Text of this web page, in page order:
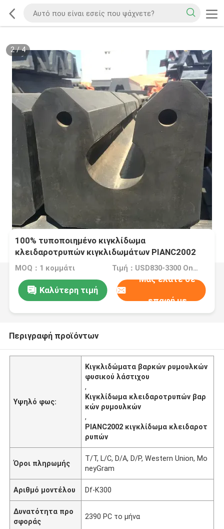
2/4
100% τυποποιημένο κιγκλίδωμα
κλειδαροτρυπών κιγκλιδωμάτων PIANC2002
βαρκών ρυμουλκών φυσικού λάστιχου
MOQ：1 κομμάτι Τιμή：USD830-3300 One Piece
Καλύτερη τιμή
Μας ελάτε σε
επαφή με
Περιγραφή προϊόντων
Υψηλό φως:
Κιγκλιδώματα βαρκών ρυμουλκών
φυσικού λάστιχου
,
Κιγκλίδωμα κλειδαροτρυπών βαρ
κών ρυμουλκών
,
PIANC2002 κιγκλίδωμα κλειδαροτ
ρυπών
Όροι πληρωμής
T/T, L/C, D/A, D/P, Western Union, Mo
neyGram
Αριθμό μοντέλου Df-K300
Δυνατότητα προ
σφοράς
2390 PC το μήνα